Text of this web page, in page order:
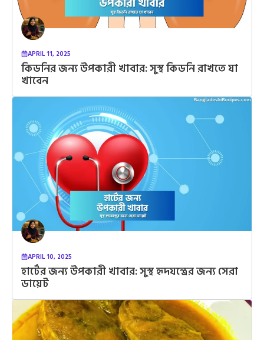
APRIL 11, 2025
কিডনির জন্য উপকারী খাবার: সুস্থ কিডনি রাখতে যা
খাবেন
APRIL 10, 2025
হার্টের জন্য উপকারী খাবার: সুস্থ হৃদযন্ত্রের জন্য সেরা
ডায়েট